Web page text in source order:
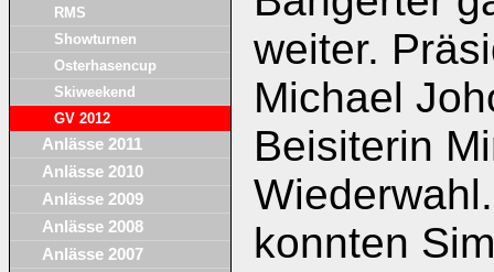
RMS
Showturnen
Osterhasencup
Skiweekend
GV 2012
Anlässe 2011
Anlässe 2010
Anlässe 2009
Anlässe 2008
Anlässe 2007
weiter.
Michael
Beisiterin
konnten